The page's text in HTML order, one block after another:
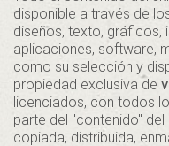
disponible a través de
diseños, texto, gráficos,
aplicaciones, software,
como su selección y
propiedad exclusiva de
licenciados, con todos
parte del "contenido"
copiada, distribuida,